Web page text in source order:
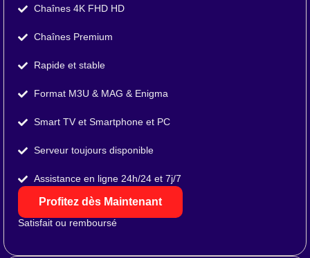
Chaînes 4K FHD HD
Chaînes Premium
Rapide et stable
Format M3U & MAG & Enigma
Smart TV et Smartphone et PC
Serveur toujours disponible
Assistance en ligne 24h/24 et 7j/7
Profitez dès Maintenant
Satisfait ou remboursé